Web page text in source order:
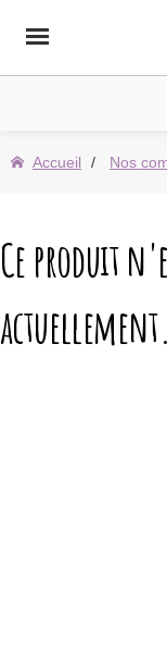
Accueil Nos
Ce produit
actuellement.